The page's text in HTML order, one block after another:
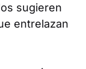
sugieren
entrelazan